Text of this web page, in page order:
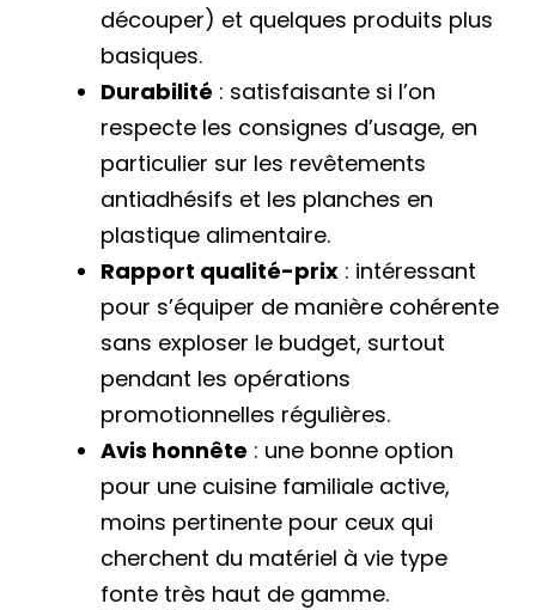
découper) et quelques produits plus
basiques.
Durabilité : satisfaisante si l’on
respecte les consignes d’usage, en
particulier sur les revêtements
antiadhésifs et les planches en
plastique alimentaire.
Rapport qualité-prix : intéressant
pour s’équiper de manière cohérente
sans exploser le budget, surtout
pendant les opérations
promotionnelles régulières.
Avis honnête : une bonne option
pour une cuisine familiale active,
moins pertinente pour ceux qui
cherchent du matériel à vie type
fonte très haut de gamme.